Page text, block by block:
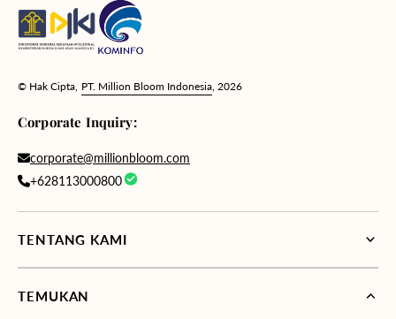
© Hak Cipta, PT. Million Bloom Indonesia , 2026
Corporate Inquiry:
corporate@millionbloom.com
+628113000800
TENTANG KAMI
TEMUKAN